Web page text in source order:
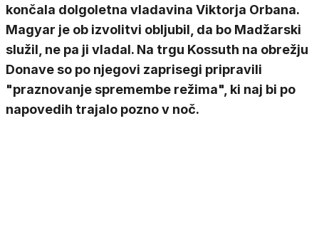
končala dolgoletna vladavina Viktorja Orbana.
Magyar je ob izvolitvi obljubil, da bo Madžarski
služil, ne pa ji vladal. Na trgu Kossuth na obrežju
Donave so po njegovi zaprisegi pripravili
"praznovanje spremembe režima", ki naj bi po
napovedih trajalo pozno v noč.